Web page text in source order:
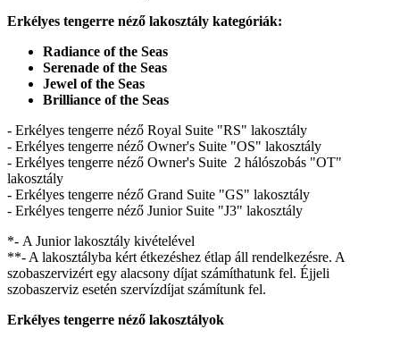
Erkélyes tengerre néző lakosztály kategóriák:
Radiance of the Seas
Serenade of the Seas
Jewel of the Seas
Brilliance of the Seas
- Erkélyes tengerre néző Royal Suite "RS" lakosztály
- Erkélyes tengerre néző Owner's Suite "OS" lakosztály
- Erkélyes tengerre néző Owner's Suite 2 hálószobás "OT"
lakosztály
- Erkélyes tengerre néző Grand Suite "GS" lakosztály
- Erkélyes tengerre néző Junior Suite "J3" lakosztály
*- A Junior lakosztály kivételével
**- A lakosztályba kért étkezéshez étlap áll rendelkezésre. A
szobaszervizért egy alacsony díjat számíthatunk fel. Éjjeli
szobaszerviz esetén szervízdíjat számítunk fel.
Erkélyes tengerre néző lakosztályok